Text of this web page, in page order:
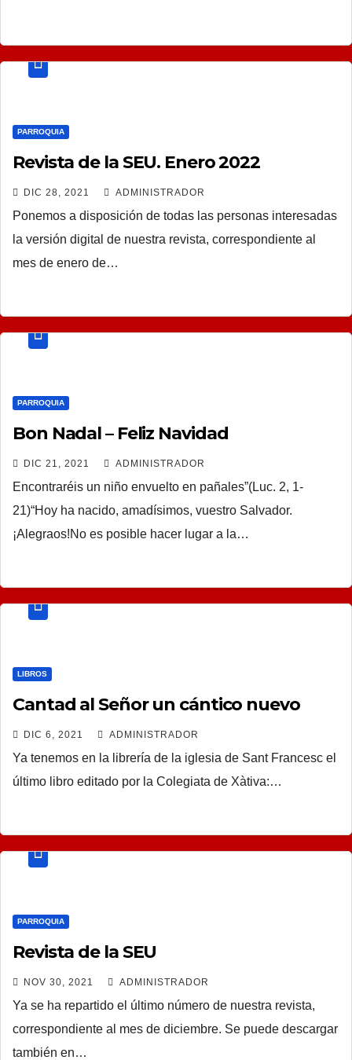
PARROQUIA
Revista de la SEU. Enero 2022
DIC 28, 2021 ADMINISTRADOR
Ponemos a disposición de todas las personas interesadas
la versión digital de nuestra revista, correspondiente al
mes de enero de…
PARROQUIA
Bon Nadal – Feliz Navidad
DIC 21, 2021 ADMINISTRADOR
Encontraréis un niño envuelto en pañales”(Luc. 2, 1-
21)“Hoy ha nacido, amadísimos, vuestro Salvador.
¡Alegraos!No es posible hacer lugar a la…
LIBROS
Cantad al Señor un cántico nuevo
DIC 6, 2021 ADMINISTRADOR
Ya tenemos en la librería de la iglesia de Sant Francesc el
último libro editado por la Colegiata de Xàtiva:…
PARROQUIA
Revista de la SEU
NOV 30, 2021 ADMINISTRADOR
Ya se ha repartido el último número de nuestra revista,
correspondiente al mes de diciembre. Se puede descargar
también en…